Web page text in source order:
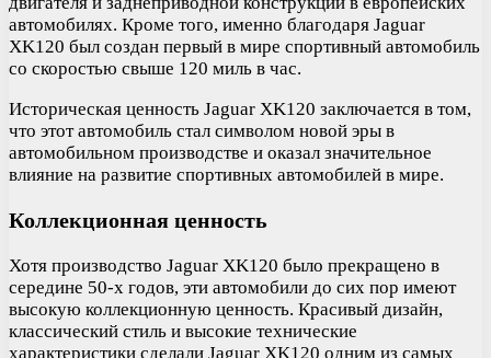
автомобилях. Кроме того, именно благодаря Jaguar
XK120 был создан первый в мире спортивный автомобиль
со скоростью свыше 120 миль в час.
Историческая ценность Jaguar XK120 заключается в том,
что этот автомобиль стал символом новой эры в
автомобильном производстве и оказал значительное
влияние на развитие спортивных автомобилей в мире.
Коллекционная ценность
Хотя производство Jaguar XK120 было прекращено в
середине 50-х годов, эти автомобили до сих пор имеют
высокую коллекционную ценность. Красивый дизайн,
классический стиль и высокие технические
характеристики сделали Jaguar XK120 одним из самых